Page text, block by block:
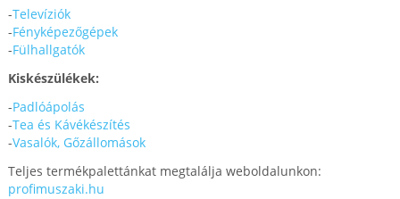
-Televíziók
-Fényképezőgépek
-Fülhallgatók
Kiskészülékek:
-Padlóápolás
-Tea és Kávékészítés
-Vasalók, Gőzállomások
Teljes termékpalettánkat megtalálja weboldalunkon:
profimuszaki.hu